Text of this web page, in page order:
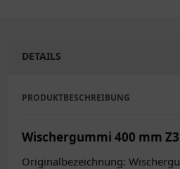
DETAILS
PRODUKTBESCHREIBUNG
Wischergummi 400 mm
Originalbezeichnung: